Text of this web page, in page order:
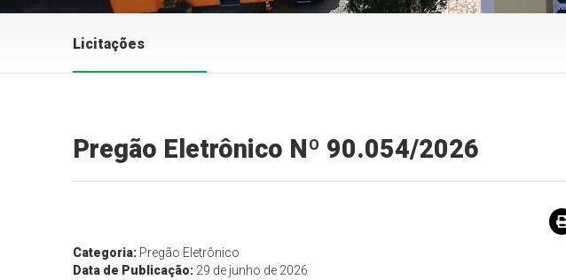
Licitações
Pregão Eletrônico Nº 90.054/2026
Categoria: Pregão Eletrônico
Data de Publicação: 29 de junho de 2026